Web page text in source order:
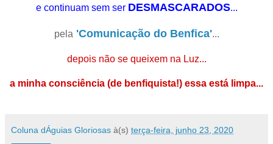
e continuam sem ser DESMASCARADOS...
pela 'Comunicação do Benfica'...
depois não se queixem na Luz...
a minha consciência (de benfiquista!) essa está limpa...
Coluna dÁguias Gloriosas à(s) terça-feira, junho 23, 2020